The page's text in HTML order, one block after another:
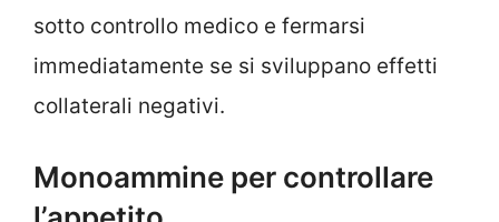
sotto controllo medico e fermarsi
immediatamente se si sviluppano effetti
collaterali negativi.
Monoammine per controllare